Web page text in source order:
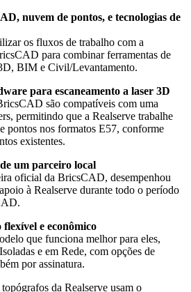
nuvem de pontos, e tecnologias de
os fluxos de trabalho com a
para combinar ferramentas de
BIM e Civil/Levantamento.
para escaneamento a laser 3D
são compatíveis com uma
permitindo que a Realserve trabalhe
pontos nos formatos E57, conforme
existentes.
um parceiro local
oficial da BricsCAD, desempenhou
à Realserve durante todo o período
e econômico
que funciona melhor para eles,
e em Rede, com opções de
por assinatura.
da Realserve usam o